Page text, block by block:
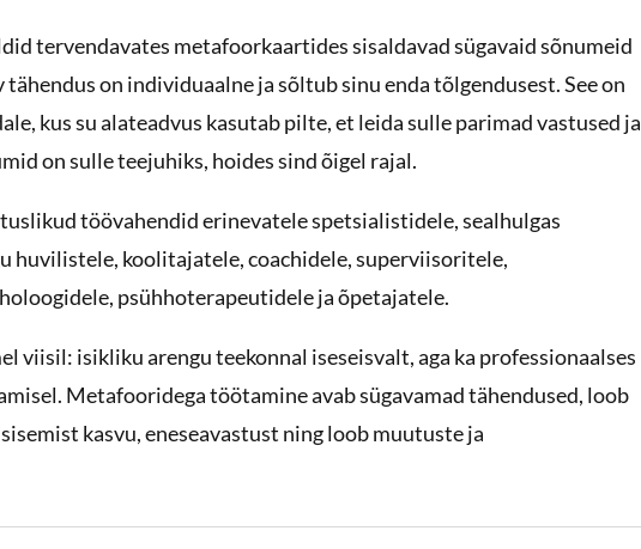
tervendavates metafoorkaartides sisaldavad sügavaid sõnumeid
tähendus on individuaalne ja sõltub sinu enda tõlgendusest. See on
kus su alateadvus kasutab pilte, et leida sulle parimad vastused ja
on sulle teejuhiks, hoides sind õigel rajal.
töövahendid erinevatele spetsialistidele, sealhulgas
huvilistele, koolitajatele, coachidele, superviisoritele,
psühhoterapeutidele ja õpetajatele.
viisil: isikliku arengu teekonnal iseseisvalt, aga ka professionaalses
Metafooridega töötamine avab sügavamad tähendused, loob
kasvu, eneseavastust ning loob muutuste ja